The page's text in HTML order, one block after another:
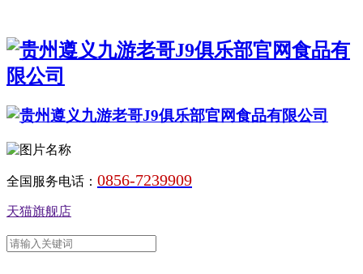
全国服务电话： 0856-7239909
天猫旗舰店